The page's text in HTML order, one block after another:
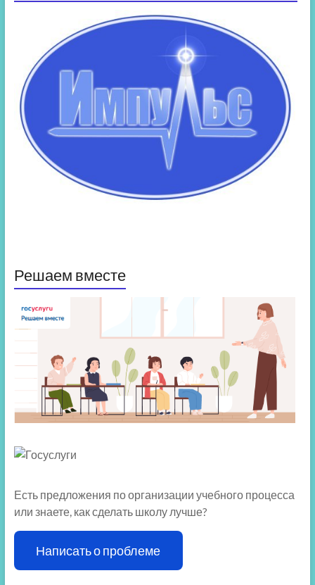
Решаем вместе
Есть предложения по организации учебного процесса
или знаете, как сделать школу лучше?
Написать о проблеме